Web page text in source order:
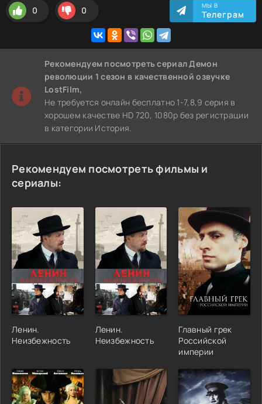
0 0 МЫ В
Телеграм
Рекомендуем посмотреть сериал Демон
революции 1 сезон в качественной озвучке
LostFilm,
Не требуется онлайн бесплатно 1-7,8,9 серия в
хорошем качестве HD 720, 1080p без регистрации
в категории История.
Рекомендуем посмотреть фильмы и
сериалы:
Ленин.
Неизбежность
Ленин.
Неизбежность
Главный грек
Российской
империи